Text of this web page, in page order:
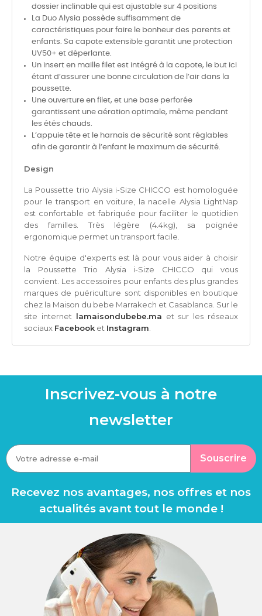
dossier inclinable qui est ajustable sur 4 positions
La Duo Alysia possède suffisamment de
caractéristiques pour faire le bonheur des parents et
enfants. Sa capote extensible garantit une protection
UV50+ et déperlante.
Un insert en maille filet est intégré à la capote, le but ici
étant d’assurer une bonne circulation de l’air dans la
poussette.
Une ouverture en filet, et une base perforée
garantissent une aération optimale, même pendant
les étés chauds.
L’appuie tête et le harnais de sécurité sont réglables
afin de garantir à l’enfant le maximum de sécurité.
Design
La Poussette trio Alysia i-Size CHICCO est homologuée
pour le transport en voiture, la nacelle Alysia LightNap
est confortable et fabriquée pour faciliter le quotidien
des familles. Très légère (4.4kg), sa poignée
ergonomique permet un transport facile.
Notre équipe d'experts est là pour vous aider à choisir
la Poussette Trio Alysia i-Size CHICCO qui vous
convient. Les accessoires pour enfants des plus grandes
marques de puériculture sont disponibles en boutique
chez la Maison du bebe Marrakech et Casablanca. Sur le
site internet lamaisondubebe.ma et sur les réseaux
sociaux Facebook et Instagram.
Inscrivez-vous à notre
newsletter
Souscrire
Recevez nos avantages, nos offres et nos
actualités avant tout le monde !